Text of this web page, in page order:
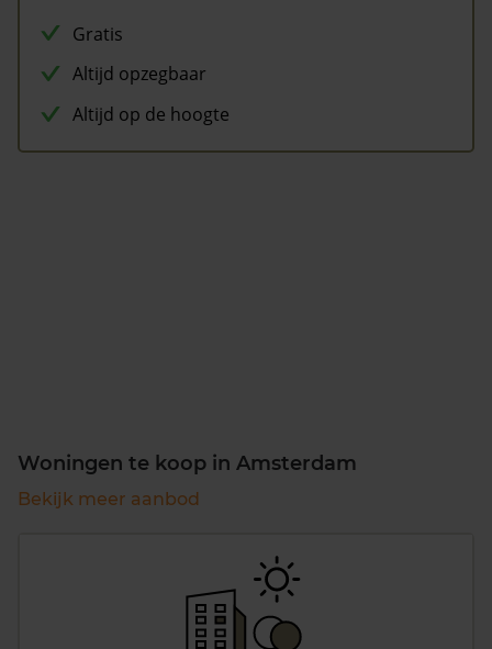
Gratis
Altijd opzegbaar
Altijd op de hoogte
Woningen te koop in Amsterdam
Bekijk meer aanbod